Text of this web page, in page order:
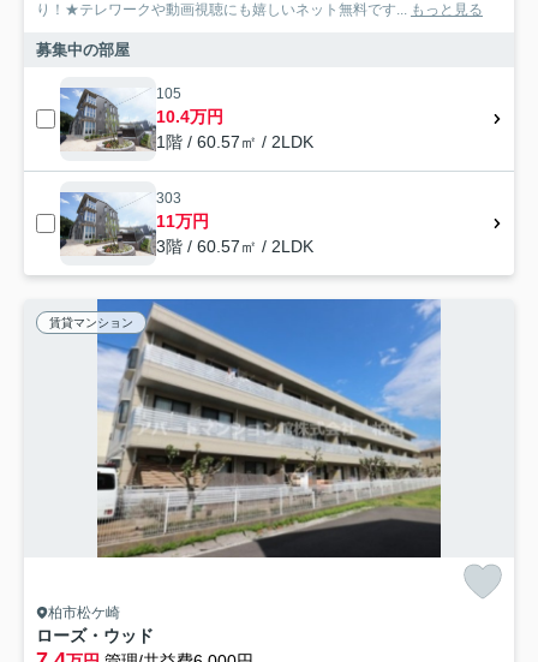
り！★テレワークや動画視聴にも嬉しいネット無料です... もっと見る
募集中の部屋
105
10.4万円
1階 / 60.57㎡ / 2LDK
303
11万円
3階 / 60.57㎡ / 2LDK
賃貸マンション
柏市松ケ崎
ローズ・ウッド